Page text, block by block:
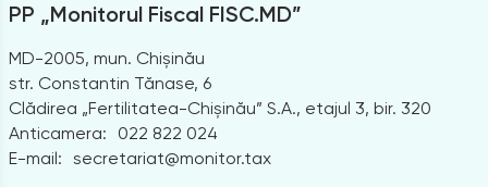
PP „Monitorul Fiscal FISC.MD”
MD-2005, mun. Chișinău
str. Constantin Tănase, 6
Clădirea „Fertilitatea-Chișinău” S.A., etajul 3, bir. 320
Anticamera:
022 822 024
E-mail: secretariat@monitor.tax